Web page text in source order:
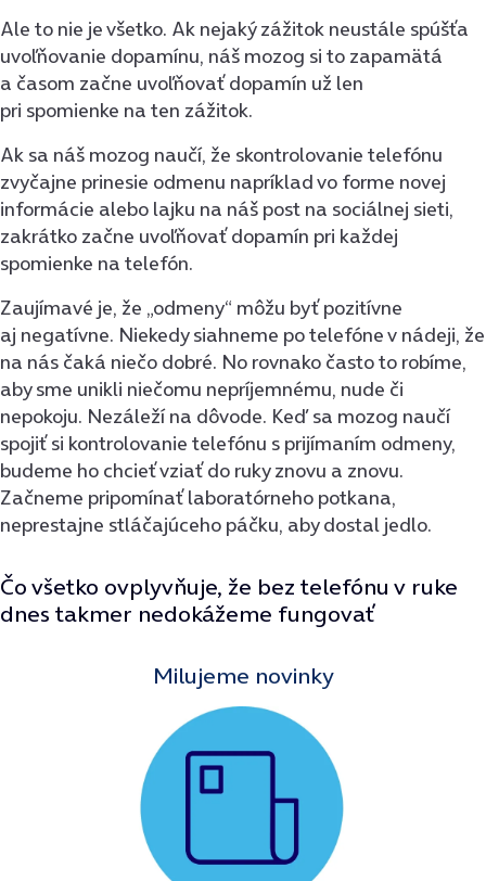
Ale to nie je všetko. Ak nejaký zážitok neustále spúšťa
uvoľňovanie dopamínu, náš mozog si to zapamätá
a časom začne uvoľňovať dopamín už len
pri spomienke na ten zážitok.
Ak sa náš mozog naučí, že skontrolovanie telefónu
zvyčajne prinesie odmenu napríklad vo forme novej
informácie alebo lajku na náš post na sociálnej sieti,
zakrátko začne uvoľňovať dopamín pri každej
spomienke na telefón.
Zaujímavé je, že „odmeny“ môžu byť pozitívne
aj negatívne. Niekedy siahneme po telefóne v nádeji, že
na nás čaká niečo dobré. No rovnako často to robíme,
aby sme unikli niečomu nepríjemnému, nude či
nepokoju. Nezáleží na dôvode. Keď sa mozog naučí
spojiť si kontrolovanie telefónu s prijímaním odmeny,
budeme ho chcieť vziať do ruky znovu a znovu.
Začneme pripomínať laboratórneho potkana,
neprestajne stláčajúceho páčku, aby dostal jedlo.
Čo všetko ovplyvňuje, že bez telefónu v ruke
dnes takmer nedokážeme fungovať
Milujeme novinky